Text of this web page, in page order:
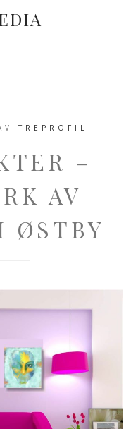
TREPROFIL
–
AV
ØSTBY